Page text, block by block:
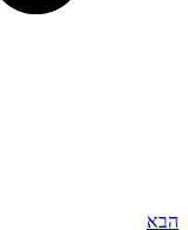
הבא